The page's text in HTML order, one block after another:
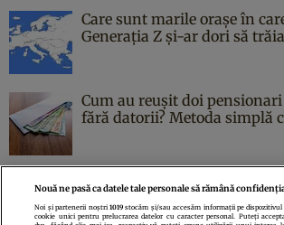
Care sunt marile orașe în
Generația Z și-ar dori să
Cum au reușit doi
fără datorii? Metoda simplă
Nouă ne pasă ca datele tale personale să rămână
Noi și partenerii noștri1019 stocăm și/sau accesăm informații pe
cookie unici pentru prelucrarea datelor cu caracter personal. Puteți